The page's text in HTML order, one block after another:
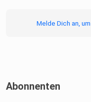
Melde Dich an,
Abonnenten